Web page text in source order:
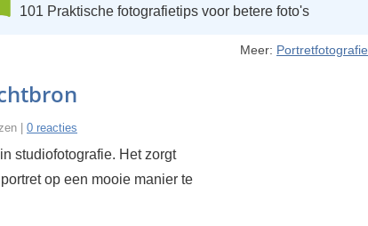
101 Praktische fotografietips voor betere foto's
Meer: Portretfotografie
| 0 reacties
studiofotografie. Het zorgt
op een mooie manier te